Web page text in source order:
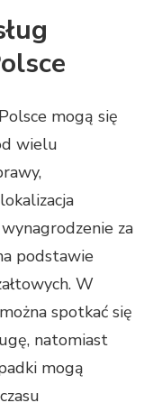
mogą się
wielu
za
podstawie
W
spotkać się
natomiast
mogą